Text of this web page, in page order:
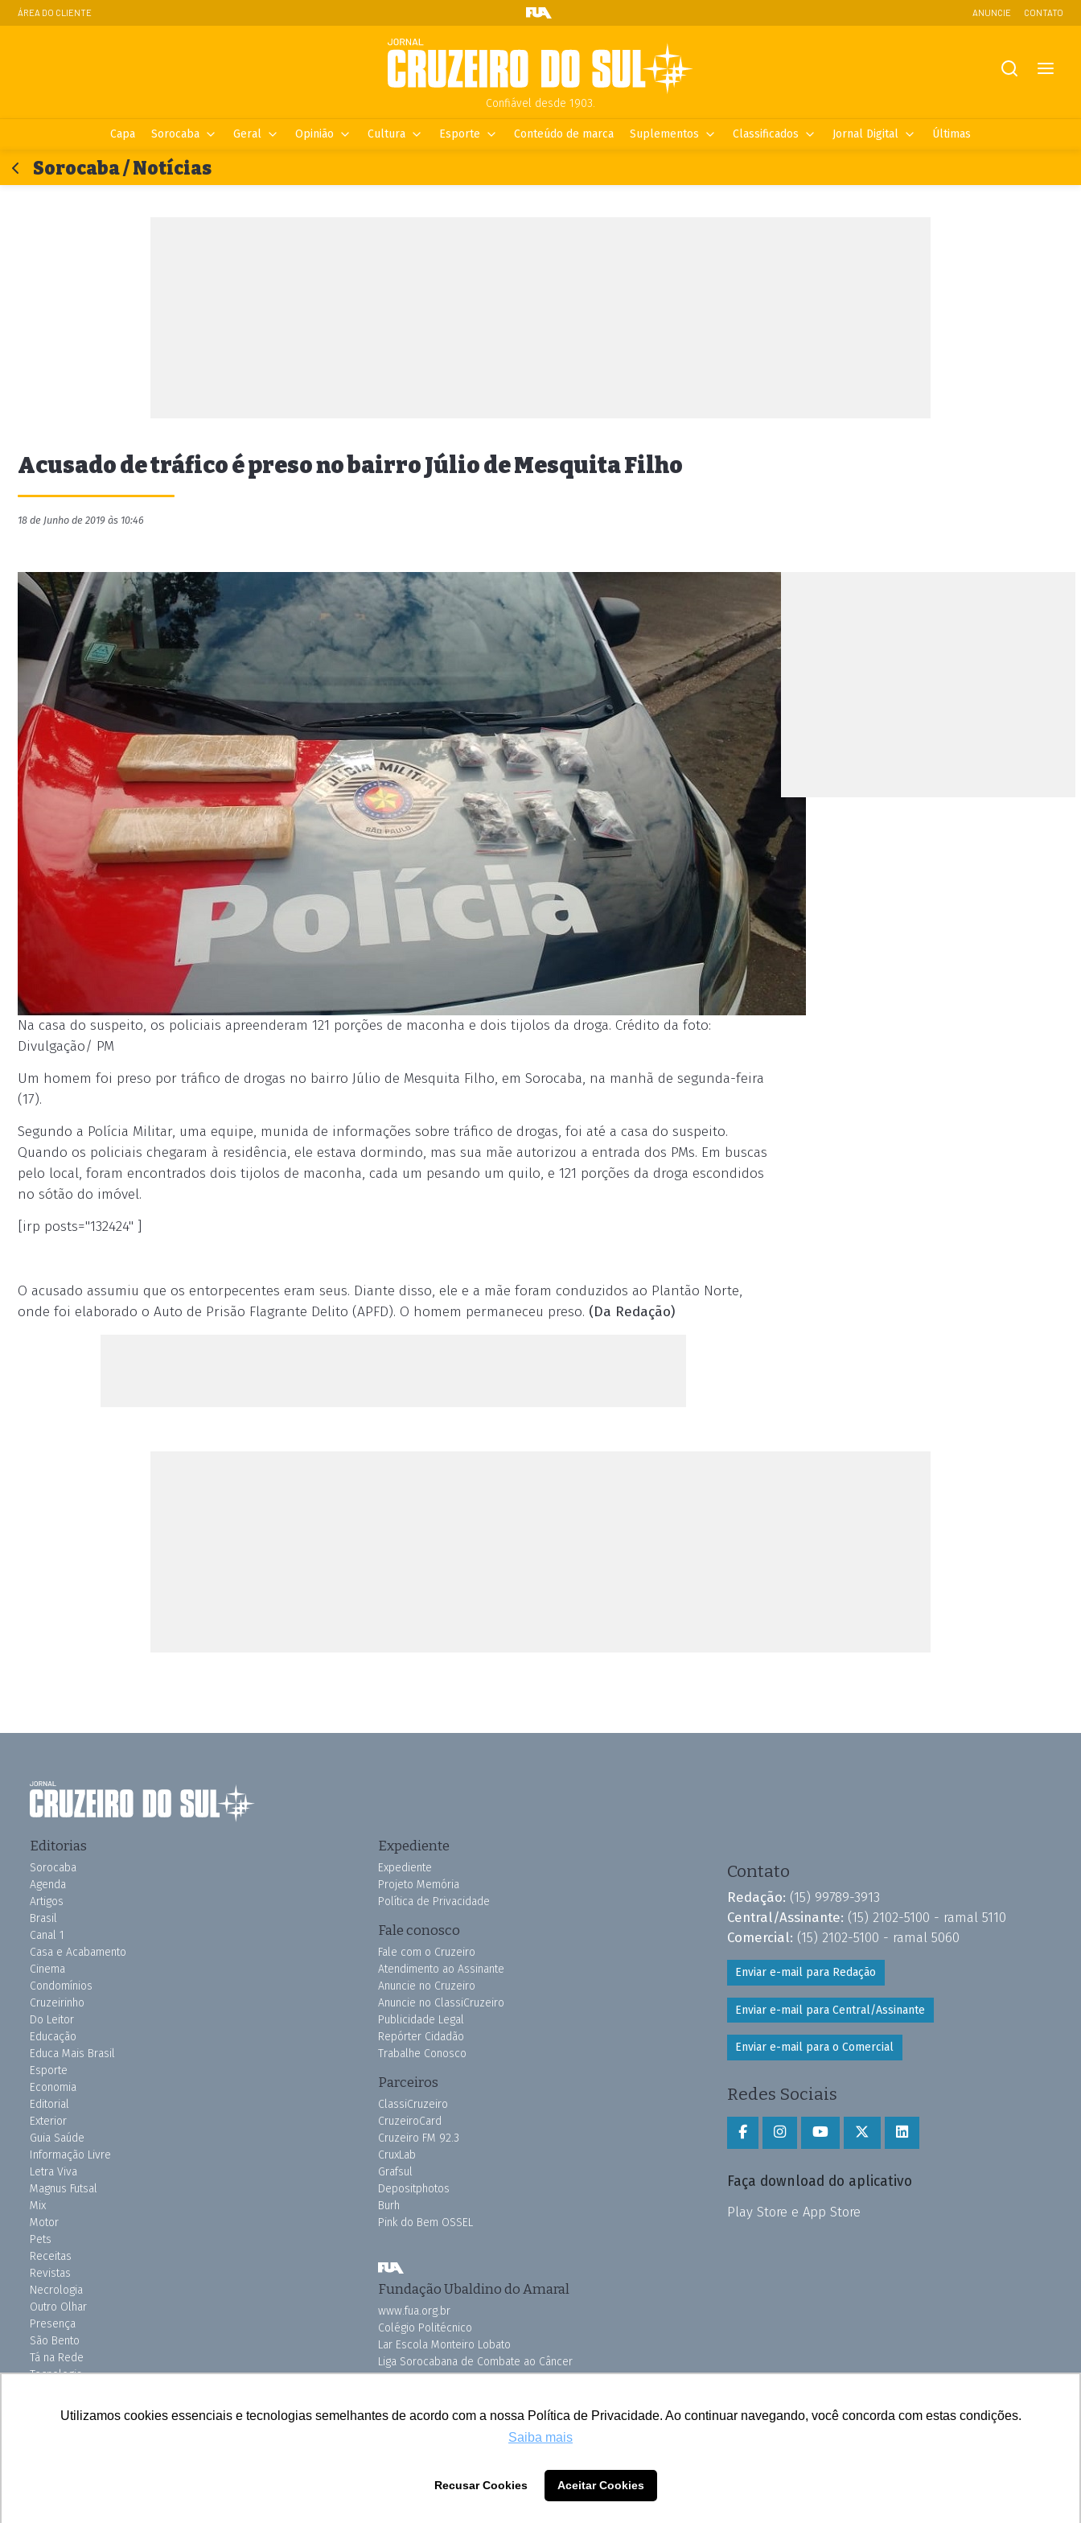
Utilizamos cookies essenciais e tecnologias semelhantes de acordo com a nossa Política de Privacidade. Ao continuar navegando, você concorda com estas condições.
Saiba mais
Recusar Cookies Aceitar Cookies
ÁREA DO CLIENTE ANUNCIE CONTATO
Confiável desde 1903.
Capa Sorocaba Geral Opinião Cultura Esporte Conteúdo de marca Suplementos Classificados Jornal Digital Últimas
Sorocaba / Notícias
Acusado de tráfico é preso no bairro Júlio de Mesquita Filho
18 de Junho de 2019 às 10:46
Na casa do suspeito, os policiais apreenderam 121 porções de maconha e dois tijolos da droga. Crédito da foto:
Divulgação/ PM
Um homem foi preso por tráfico de drogas no bairro Júlio de Mesquita Filho, em Sorocaba, na manhã de segunda-feira
(17).
Segundo a Polícia Militar, uma equipe, munida de informações sobre tráfico de drogas, foi até a casa do suspeito.
Quando os policiais chegaram à residência, ele estava dormindo, mas sua mãe autorizou a entrada dos PMs. Em buscas
pelo local, foram encontrados dois tijolos de maconha, cada um pesando um quilo, e 121 porções da droga escondidos
no sótão do imóvel.
[irp posts="132424" ]
O acusado assumiu que os entorpecentes eram seus. Diante disso, ele e a mãe foram conduzidos ao Plantão Norte,
onde foi elaborado o Auto de Prisão Flagrante Delito (APFD). O homem permaneceu preso. (Da Redação)
Editorias
Sorocaba
Agenda
Artigos
Brasil
Canal 1
Casa e Acabamento
Cinema
Condomínios
Cruzeirinho
Do Leitor
Educação
Educa Mais Brasil
Esporte
Economia
Editorial
Exterior
Guia Saúde
Informação Livre
Letra Viva
Magnus Futsal
Mix
Motor
Pets
Receitas
Revistas
Necrologia
Outro Olhar
Presença
São Bento
Tá na Rede
Tecnologia
Uniso Ciência
Expediente
Expediente
Projeto Memória
Política de Privacidade
Fale conosco
Fale com o Cruzeiro
Atendimento ao Assinante
Anuncie no Cruzeiro
Anuncie no ClassiCruzeiro
Publicidade Legal
Repórter Cidadão
Trabalhe Conosco
Parceiros
ClassiCruzeiro
CruzeiroCard
Cruzeiro FM 92.3
CruxLab
Grafsul
Depositphotos
Burh
Pink do Bem OSSEL
Fundação Ubaldino do Amaral
www.fua.org.br
Colégio Politécnico
Lar Escola Monteiro Lobato
Liga Sorocabana de Combate ao Câncer
Vila dos Velhinhos
Contato
Redação: (15) 99789-3913
Central/Assinante: (15) 2102-5100 - ramal 5110
Comercial: (15) 2102-5100 - ramal 5060
Enviar e-mail para Redação
Enviar e-mail para Central/Assinante
Enviar e-mail para o Comercial
Redes Sociais
Faça download do aplicativo
Play Store e App Store
Todos os direitos reservados © 2025 Cruzeiro do Sul